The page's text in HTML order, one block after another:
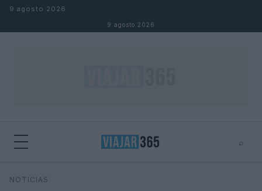
Saltar al contenido
9 agosto 2026
9 agosto 2026
⌕
Buscar
NOTICIAS